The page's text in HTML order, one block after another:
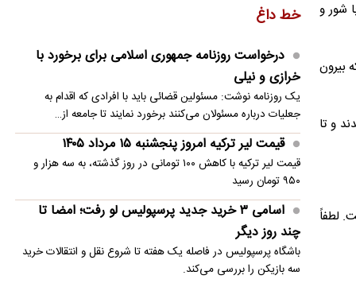
شور و
بیرون
و تا
لطفاً
قیمت دلار امروز پنجشنبه ۱۵ مرداد ۱۴۰۵
قیمت لیر ترکیه امروز پنجشنبه ۱۵ مرداد ۱۴۰۵
اسامی ۳ خرید جدید پرسپولیس لو رفت؛ امضا تا چند
روز دیگر
عصبانیت شریعتمداری از تفاهم با عمان؛ گشایش تنگه
هرمز یعنی نجات آمریکا
خط داغ
درخواست روزنامه جمهوری اسلامی برای برخورد با
خرازی و نیلی
یک روزنامه نوشت: مسئولین قضائی باید با افرادی که اقدام به
جعلیات درباره مسئولان می‌کنند برخورد نمایند تا جامعه از…
قیمت لیر ترکیه امروز پنجشنبه ۱۵ مرداد ۱۴۰۵
قیمت لیر ترکیه با کاهش ۱۰۰ تومانی در روز گذشته، به سه هزار و
۹۵۰ تومان رسید
اسامی ۳ خرید جدید پرسپولیس لو رفت؛ امضا تا
چند روز دیگر
باشگاه پرسپولیس در فاصله یک هفته تا شروع نقل و انتقالات خرید
سه بازیکن را بررسی می‌کند.